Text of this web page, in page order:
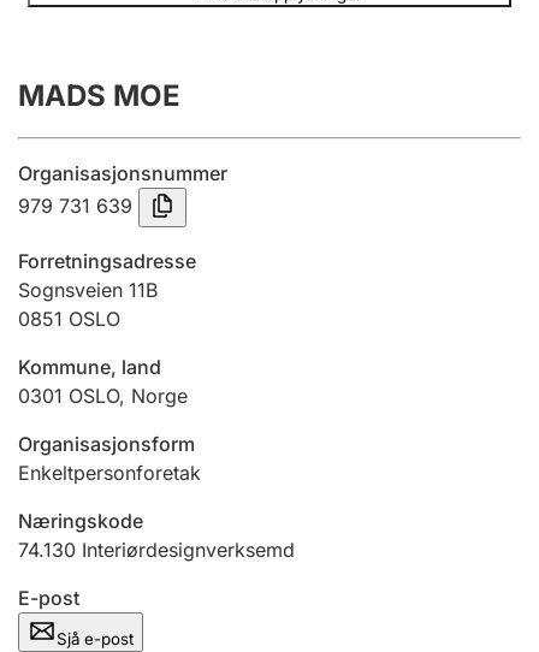
Årsrekneskap
Innsending og forseinkingsgebyr
Tinglysing
Jeger
Ektepaktrettleiaren
Andre tema
MADS MOE
Organisasjonsnummer
979 731 639
Forretningsadresse
Sognsveien 11B
0851 OSLO
Kommune, land
0301 OSLO, Norge
Organisasjonsform
Enkeltpersonforetak
Næringskode
74.130 Interiørdesignverksemd
E-post
Sjå e-post